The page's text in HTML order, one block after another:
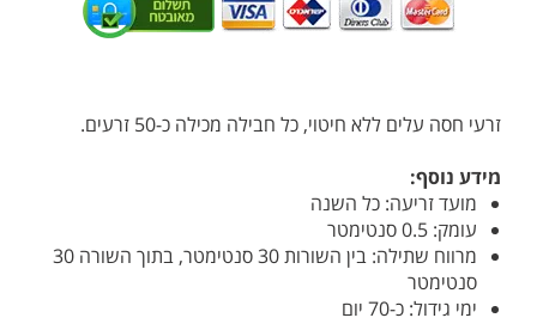
זרעי חסה עלים ללא חיטוי, כל חבילה מכילה כ-50 זרעים.
מידע נוסף:
מועד זריעה: כל השנה
עומק: 0.5 סנטימטר
מרווח שתילה: בין השורות 30 סנטימטר, בתוך השורה 30
סנטימטר
ימי גידול: כ-70 יום